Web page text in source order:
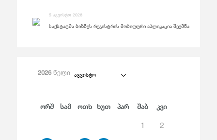
5 აგვისტო 2026
საქსტატმა ბიზნეს რეგისტრის მობილური აპლიკაცია შექმნა
2026წელი აგვისტო
Ორშ Სამ Ოთხ Ხუთ Პარ Შაბ Კვი
1 2